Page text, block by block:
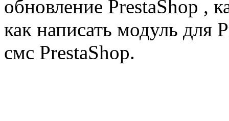
обновление PrestaShop ,
как написать модуль для
смс PrestaShop.